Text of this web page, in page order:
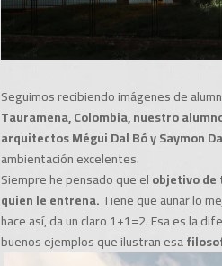
Seguimos recibiendo imágenes de
Tauramena, Colombia, nuestro
arquitectos Mégui Dal Bó y Saymon
ambientación excelentes.
Siempre he pensado que elobjetivo de
quien le entrena.Tiene que aunar lo
hace así, da un claro 1+1=2. Esa es la
buenos ejemplos que ilustran esa